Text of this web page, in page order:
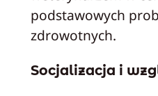
podstawowych
zdrowotnych.
Socjalizacja i